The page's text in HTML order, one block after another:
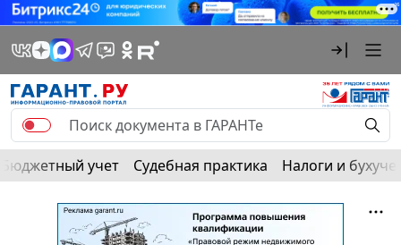
Бюджетный учет Судебная практика Налоги и